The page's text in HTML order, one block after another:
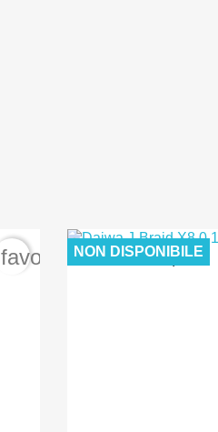
favorite_border Anteprima
30,00 €
NON DISPONIBILE